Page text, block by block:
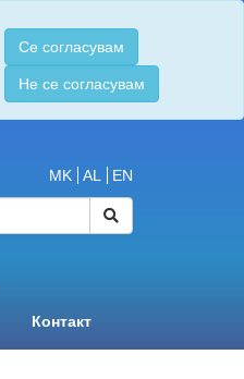
Се согласувам
Не се согласувам
MK AL EN
Контакт